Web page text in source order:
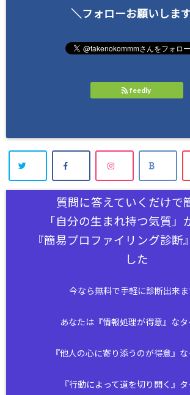
＼フォローお願いしま
feedly
質問に答えていくだけで
「自分の生まれ持つ気質」
『簡易プロファイリング診断
した
今なら無料で手軽に診断出来ま
あなたは『情報処理が得意』なタ
『他人の心に寄り添うのが得意』な
『行動によって道を切り開く』タ